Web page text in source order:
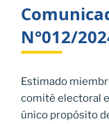
N°012/
Estimado
comité electoral
único propósito